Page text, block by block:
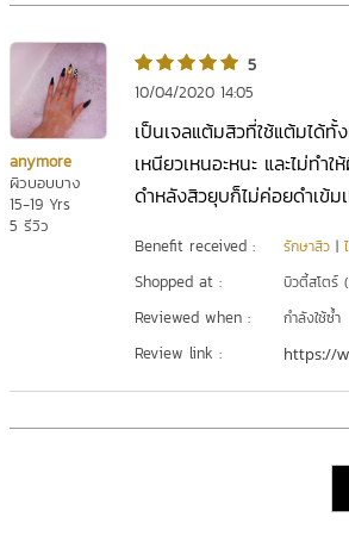
anymore
ผิวบอบบาง
15-19 Yrs
5 รีวิว
5
10/04/2020 14:05
เป็นเจลแต้มสิวที่ใช้แต้มได้ทั้
เหนียวเหนอะหนะ และไม่ท
ดำหลังสิวยุบก็ไม่ค่อยดำเข้ม
Benefit received : รักษาสิว |
Shopped at : บิวตี้สโตร์
Reviewed when : กำลังใช้ซ้ำ
Review link : https://